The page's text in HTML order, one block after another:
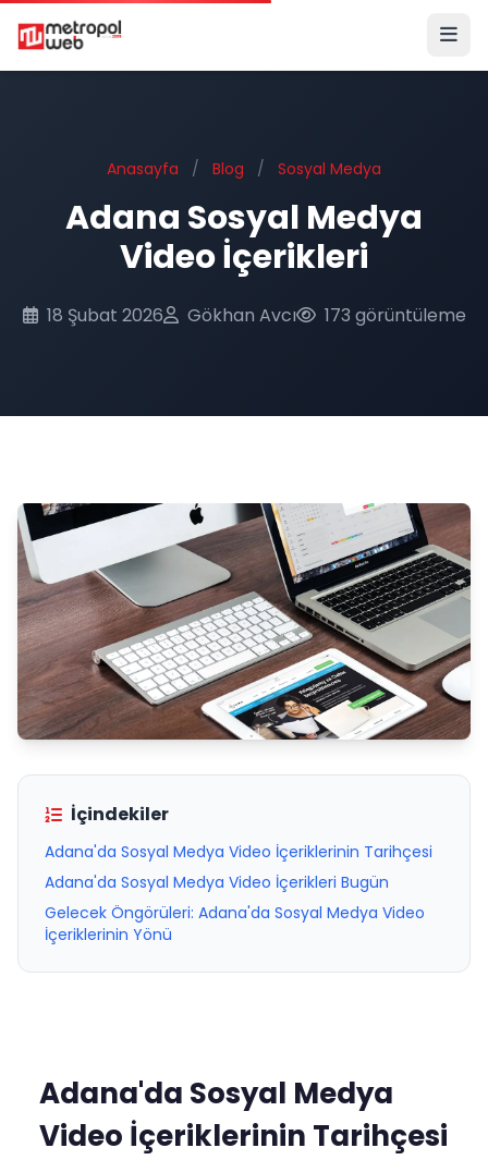
Ana içeriğe geç
Anasayfa / Blog / Sosyal Medya
Adana Sosyal Medya
Video İçerikleri
18 Şubat 2026 Gökhan Avcı 173 görüntüleme
İçindekiler
Adana'da Sosyal Medya Video İçeriklerinin Tarihçesi
Adana'da Sosyal Medya Video İçerikleri Bugün
Gelecek Öngörüleri: Adana'da Sosyal Medya Video
İçeriklerinin Yönü
Adana'da Sosyal Medya
Video İçeriklerinin Tarihçesi